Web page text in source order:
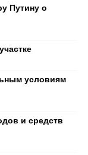
Путину о
условиям
и средств